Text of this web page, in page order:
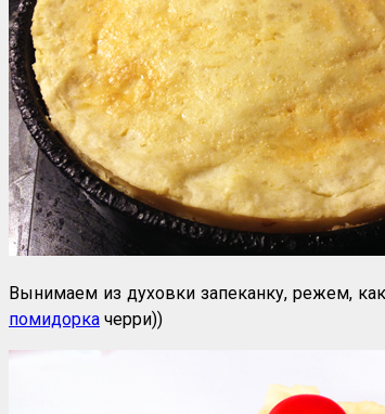
Вынимаем из духовки запеканку, режем,
помидорка черри))